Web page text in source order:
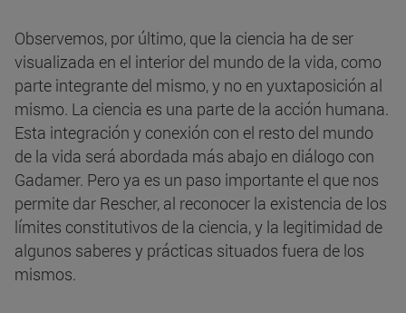
Observemos, por último, que la ciencia ha de ser
visualizada en el interior del mundo de la vida, como
parte integrante del mismo, y no en yuxtaposición al
mismo. La ciencia es una parte de la acción humana.
Esta integración y conexión con el resto del mundo
de la vida será abordada más abajo en diálogo con
Gadamer. Pero ya es un paso importante el que nos
permite dar Rescher, al reconocer la existencia de los
límites constitutivos de la ciencia, y la legitimidad de
algunos saberes y prácticas situados fuera de los
mismos.